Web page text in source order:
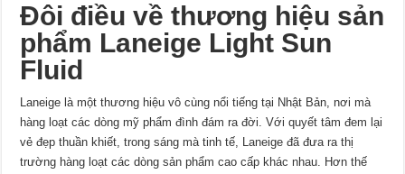
Đôi điều về thương hiệu sản
phẩm Laneige Light Sun
Fluid
Laneige là một thương hiệu vô cùng nổi tiếng tại Nhật Bản, nơi mà
hàng loạt các dòng mỹ phẩm đình đám ra đời. Với quyết tâm đem lại
vẻ đẹp thuần khiết, trong sáng mà tinh tế, Laneige đã đưa ra thị
trường hàng loạt các dòng sản phẩm cao cấp khác nhau. Hơn thế